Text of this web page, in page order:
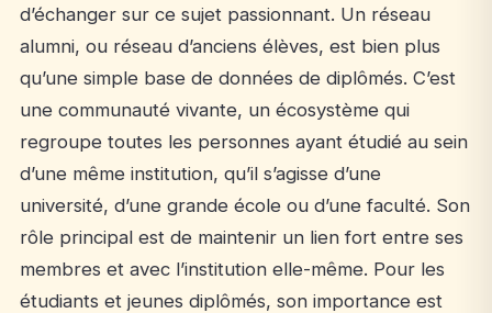
d’échanger sur ce sujet passionnant. Un réseau
alumni, ou réseau d’anciens élèves, est bien plus
qu’une simple base de données de diplômés. C’est
une communauté vivante, un écosystème qui
regroupe toutes les personnes ayant étudié au sein
d’une même institution, qu’il s’agisse d’une
université, d’une grande école ou d’une faculté. Son
rôle principal est de maintenir un lien fort entre ses
membres et avec l’institution elle-même. Pour les
étudiants et jeunes diplômés, son importance est